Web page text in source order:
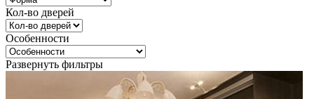
Кол-во дверей
Особенности
Развернуть фильтры